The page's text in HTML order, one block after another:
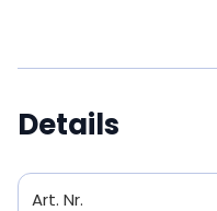
Details
Art. Nr.